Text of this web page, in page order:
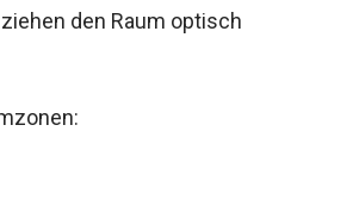
den Raum optisch